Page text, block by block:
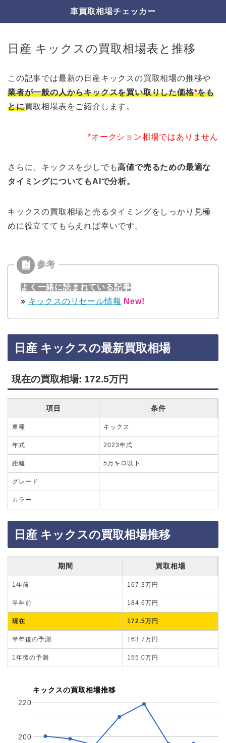
車買取相場チェッカー
日産 キックスの買取相場表と推移
この記事では最新の日産キックスの買取相場の推移や
業者が一般の人からキックスを買い取りした価格*をも
とに買取相場表をご紹介します。
*オークション相場ではありません
さらに、キックスを少しでも高値で売るための最適な
タイミングについてもAIで分析。
キックスの買取相場と売るタイミングをしっかり見極
めに役立ててもらえれば幸いです。
よく一緒に読まれている記事
» キックスのリセール情報 New!
日産 キックスの最新買取相場
現在の買取相場: 172.5万円
項目 条件
車種 キックス
年式 2023年式
距離 5万キロ以下
グレード
カラー
日産 キックスの買取相場推移
期間 買取相場
1年前 167.3万円
半年前 184.6万円
現在 172.5万円
半年後の予測 163.7万円
1年後の予測 155.0万円
キックスの買取相場推移
200
220